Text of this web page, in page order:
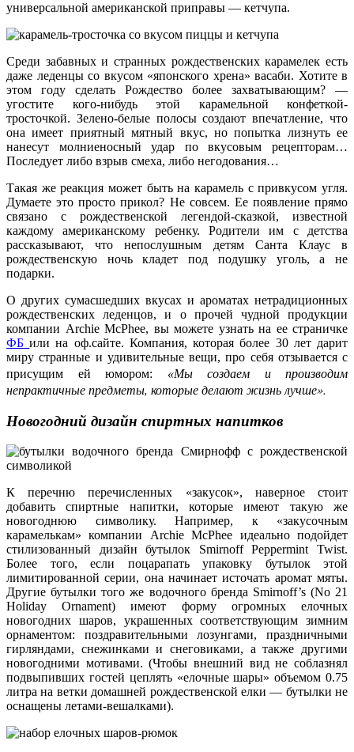
универсальной американской приправы — кетчупа.
Среди забавных и странных рождественских карамелек есть
даже леденцы со вкусом «японского хрена» васаби. Хотите в
этом году сделать Рождество более захватывающим? —
угостите кого-нибудь этой карамельной конфеткой-
тросточкой. Зелено-белые полосы создают впечатление, что
она имеет приятный мятный вкус, но попытка лизнуть ее
нанесут молниеносный удар по вкусовым рецепторам…
Последует либо взрыв смеха, либо негодования…
Такая же реакция может быть на карамель с привкусом угля.
Думаете это просто прикол? Не совсем. Ее появление прямо
связано с рождественской легендой-сказкой, известной
каждому американскому ребенку. Родители им с детства
рассказывают, что непослушным детям Санта Клаус в
рождественскую ночь кладет под подушку уголь, а не
подарки.
О других сумасшедших вкусах и ароматах нетрадиционных
рождественских леденцов, и о прочей чудной продукции
компании Archie McPhee, вы можете узнать на ее страничке
ФБили на оф.сайте. Компания, которая более 30 лет дарит
миру странные и удивительные вещи, про себя отзывается с
присущим ей юмором: «Мы создаем и производим
непрактичные предметы, которые делают жизнь лучше».
Новогодний дизайн спиртных напитков
К перечню перечисленных «закусок», наверное стоит
добавить спиртные напитки, которые имеют такую же
новогоднюю символику. Например, к «закусочным
карамелькам» компании Archie McPhee идеально подойдет
стилизованный дизайн бутылок Smirnoff Peppermint Twist.
Более того, если поцарапать упаковку бутылок этой
лимитированной серии, она начинает источать аромат мяты.
Другие бутылки того же водочного бренда Smirnoff’s (No 21
Holiday Ornament) имеют форму огромных елочных
новогодних шаров, украшенных соответствующим зимним
орнаментом: поздравительными лозунгами, праздничными
гирляндами, снежинками и снеговиками, а также другими
новогодними мотивами. (Чтобы внешний вид не соблазнял
подвыпивших гостей цеплять «елочные шары» объемом 0.75
литра на ветки домашней рождественской елки — бутылки не
оснащены летами-вешалками).